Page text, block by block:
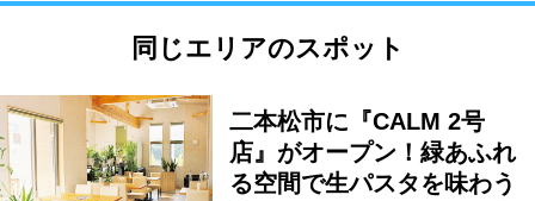
同じエリアのスポット
二本松市に『CALM 2号
店』がオープン！緑あふれ
る空間で生パスタを味わう